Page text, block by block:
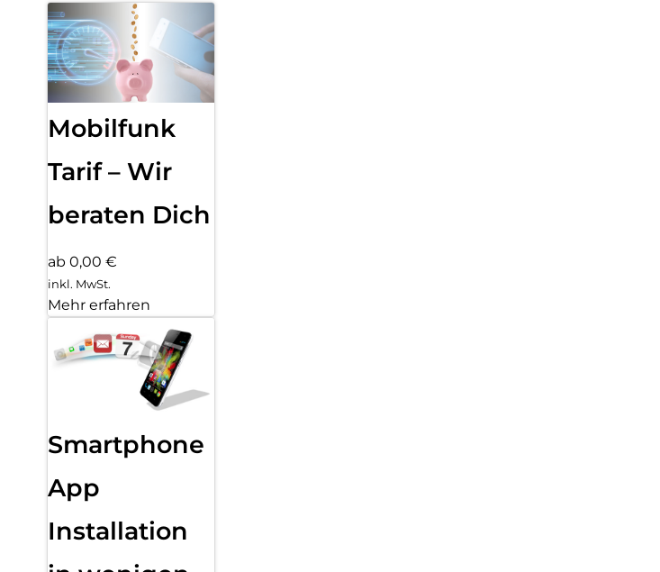
Mobilfunk
Tarif – Wir
beraten Dich
ab 0,00 €
inkl. MwSt.
Mehr erfahren
Smartphone
App
Installation